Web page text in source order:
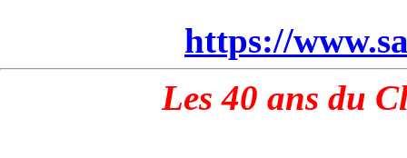
https://
Les 40 ans du